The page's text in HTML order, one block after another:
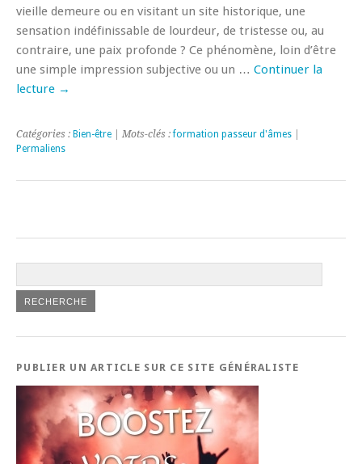
vieille demeure ou en visitant un site historique, une
sensation indéfinissable de lourdeur, de tristesse ou, au
contraire, une paix profonde ? Ce phénomène, loin d’être
une simple impression subjective ou un … Continuer la
lecture →
Catégories : Bien-être | Mots-clés :formation passeur d'âmes
Permaliens
PUBLIER UN ARTICLE SUR CE SITE GÉNÉRALISTE